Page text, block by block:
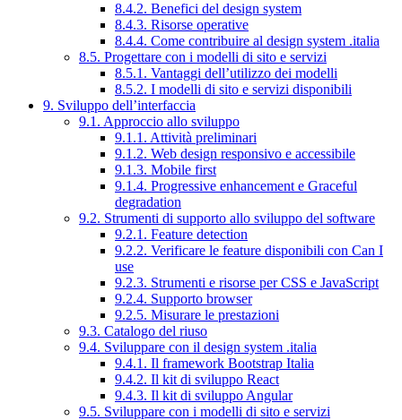
8.4.2. Benefici del design system
8.4.3. Risorse operative
8.4.4. Come contribuire al design system .italia
8.5. Progettare con i modelli di sito e servizi
8.5.1. Vantaggi dell’utilizzo dei modelli
8.5.2. I modelli di sito e servizi disponibili
9. Sviluppo dell’interfaccia
9.1. Approccio allo sviluppo
9.1.1. Attività preliminari
9.1.2. Web design responsivo e accessibile
9.1.3. Mobile first
9.1.4. Progressive enhancement e Graceful
degradation
9.2. Strumenti di supporto allo sviluppo del software
9.2.1. Feature detection
9.2.2. Verificare le feature disponibili con Can I
use
9.2.3. Strumenti e risorse per CSS e JavaScript
9.2.4. Supporto browser
9.2.5. Misurare le prestazioni
9.3. Catalogo del riuso
9.4. Sviluppare con il design system .italia
9.4.1. Il framework Bootstrap Italia
9.4.2. Il kit di sviluppo React
9.4.3. Il kit di sviluppo Angular
9.5. Sviluppare con i modelli di sito e servizi